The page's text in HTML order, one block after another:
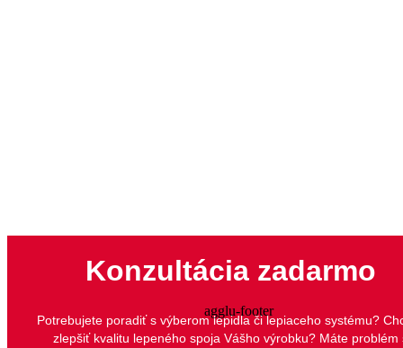
Konzultácia zadarmo
Potrebujete poradiť s výberom lepidla či lepiaceho systému?
zlepšiť kvalitu lepeného spoja Vášho výrobku? Máte problém